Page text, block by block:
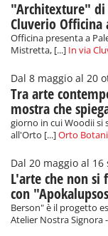
"Architexture" di
Cluverio Officina
Officina presenta a
Mistretta, [...] In via
Dal 8 maggio al 20
Tra arte
mostra che
giorno in cui Woodii si
all'Orto [...]Orto
Dal 20 maggio al
L'arte che non si
con
Berson" è il progetto
Atelier Nostra Signora